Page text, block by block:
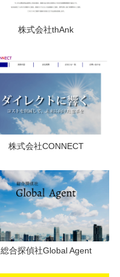
株式会社thAnk
株式会社CONNECT
総合探偵社Global Agent